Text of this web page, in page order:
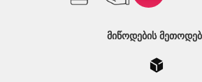
ᲛᲘᲬᲝᲓᲔᲑᲘᲡ